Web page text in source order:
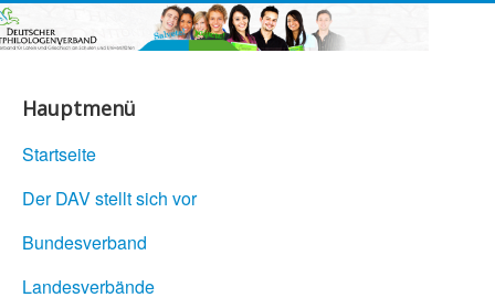
Hauptmenü
Startseite
Der DAV stellt sich vor
Bundesverband
Landesverbände